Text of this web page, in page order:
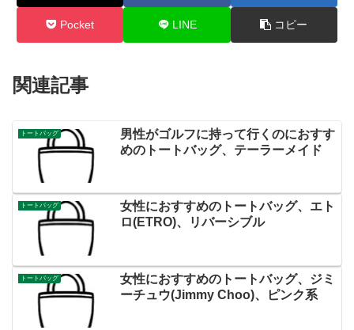
Pocket LINE コピー
関連記事
トートバッグ
男性がゴルフに持って行くのにおすす
めのトートバッグ、テーラーメイド
トートバッグ
女性におすすめのトートバッグ、エト
ロ(ETRO)、リバーシブル
トートバッグ
女性におすすめのトートバッグ、ジミ
ーチュウ(Jimmy Choo)、ピンク系